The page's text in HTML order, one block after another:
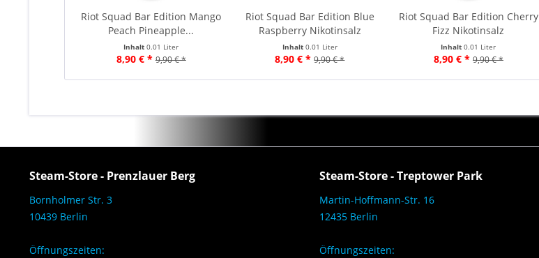
Riot Squad Bar Edition Mango
Peach Pineapple...
Inhalt0.01 Liter
8,90 € * 9,90 € *
Riot Squad Bar Edition Blue
Raspberry Nikotinsalz
Inhalt 0.01 Liter
8,90 € * 9,90 € *
Riot Squad Bar Edition Cherry
Fizz Nikotinsalz
Inhalt0.01 Liter
8,90 € * 9,90 € *
Steam-Store - Prenzlauer Berg
Bornholmer Str. 3
10439 Berlin
Öffnungszeiten:
Steam-Store - Treptower Park
Martin-Hoffmann-Str. 16
12435 Berlin
Öffnungszeiten: